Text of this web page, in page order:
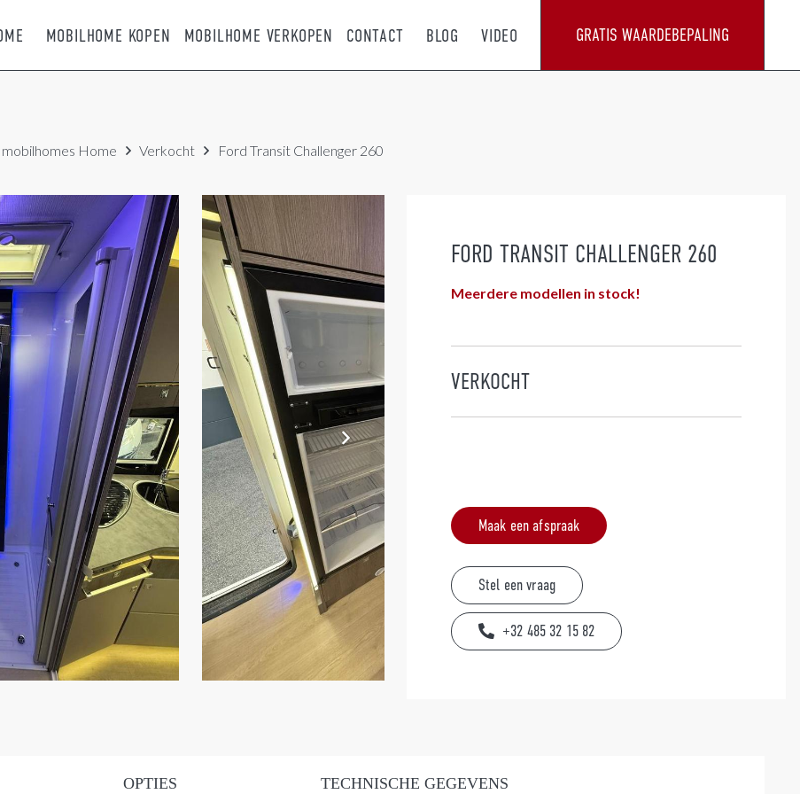
MOBILHOME KOPEN MOBILHOME VERKOPEN CONTACT BLOG VIDEO GRATIS WAARDEBEPALING
Home Verkocht Ford Transit Challenger 260
FORD TRANSIT CHALLENGER 260
Meerdere modellen in stock!
VERKOCHT
Maak een afspraak
Stel een vraag
+32 485 32 15 82
OPTIES TECHNISCHE GEGEVENS